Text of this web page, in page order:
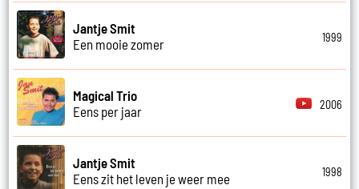
Jantje Smit
Een mooie zomer
1999
Magical Trio
Eens per jaar
2006
Jantje Smit
Eens zit het leven je weer mee
1998